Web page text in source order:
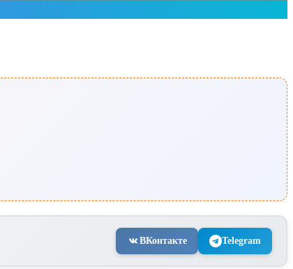
ВКонтакте Telegram